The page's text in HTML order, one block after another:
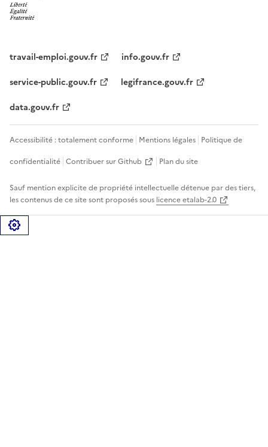
travail-emploi.gouv.fr
info.gouv.fr
service-public.gouv.fr
legifrance.gouv.fr
data.gouv.fr
Accessibilité : totalement conforme Mentions légales Politique de
confidentialité Contribuer sur Github Plan du site
Sauf mention explicite de propriété intellectuelle détenue par des tiers,
les contenus de ce site sont proposés sous licence etalab-2.0
Gérer les cookies